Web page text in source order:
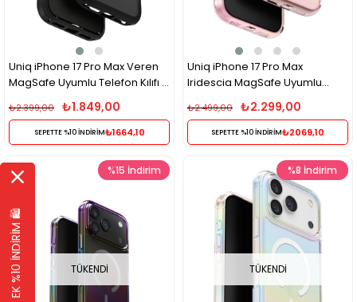
Uniq iPhone 17 Pro Max Veren
MagSafe Uyumlu Telefon Kılıfı –
₺1.849,00
₺2.399,00
SEPETTE %10 İNDİRİM₺1664,10
Uniq iPhone 17 Pro Max
Iridescia MagSafe Uyumlu
Holografik Kılıf – Pembe
Rainbow ₺2.299,00
₺2.499,00
SEPETTE %10 İNDİRİM₺2069,10
TÜKENDI
%15 İndirim
TÜKENDI
%8 İndirim
EK %10 İNDİRİM 🛍️